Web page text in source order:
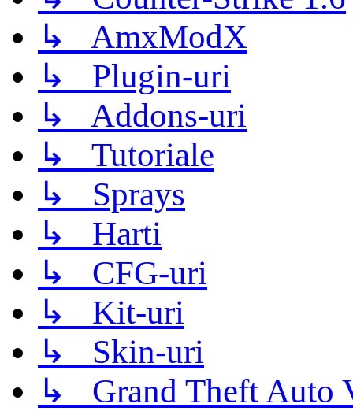
↳ AmxModX
↳ Plugin-uri
↳ Addons-uri
↳ Tutoriale
↳ Sprays
↳ Harti
↳ CFG-uri
↳ Kit-uri
↳ Skin-uri
↳ Grand Theft Auto